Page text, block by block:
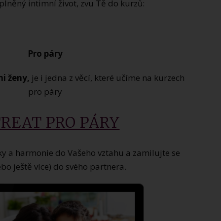
intimní život, zvu Tě do kurzů:
Pro páry
ženy, je i jedna z věcí, které učíme na kurzech
pro páry
PRO PÁRY
a harmonie do Vašeho vztahu a zamilujte se
ještě více) do svého partnera.